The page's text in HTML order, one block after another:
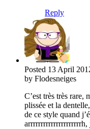
Reply
Posted 13 April
by Flodesneiges
C’est très très
plissée et la
de ce style quand
arrrrrrrrrrrrrrrrrrrrrh,